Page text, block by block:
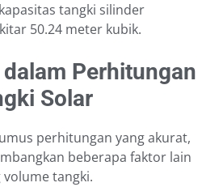
tangki silinder
50.24 meter kubik.
Perhitungan
Solar
perhitungan yang akurat,
beberapa faktor lain
tangki.